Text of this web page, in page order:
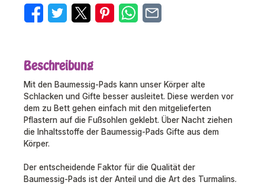
Beschreibung
Mit den Baumessig-Pads kann unser Körper alte
Schlacken und Gifte besser ausleitet. Diese werden vor
dem zu Bett gehen einfach mit den mitgelieferten
Pflastern auf die Fußsohlen geklebt. Über Nacht ziehen
die Inhaltsstoffe der Baumessig-Pads Gifte aus dem
Körper.
Der entscheidende Faktor für die Qualität der
Baumessig-Pads ist der Anteil und die Art des Turmalins.